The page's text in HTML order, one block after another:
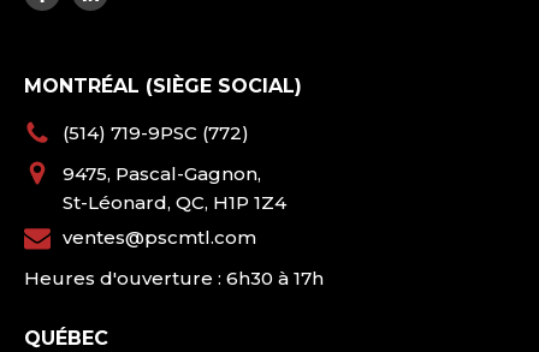
MONTRÉAL (SIÈGE SOCIAL)
(514) 719-9PSC (772)
9475, Pascal-Gagnon,
St-Léonard, QC, H1P 1Z4
ventes@pscmtl.com
Heures d'ouverture : 6h30 à 17h
QUÉBEC